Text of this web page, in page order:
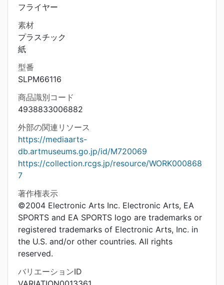
フライヤー
素材
プラスチック
紙
型番
SLPM66116
商品識別コード
4938833006882
外部の関連リソース
https://mediaarts-
db.artmuseums.go.jp/id/M720069
https://collection.rcgs.jp/resource/WORK000868
7
著作権表示
©2004 Electronic Arts Inc. Electronic Arts, EA
SPORTS and EA SPORTS logo are trademarks or
registered trademarks of Electronic Arts, Inc. in
the U.S. and/or other countries. All rights
reserved.
バリエーションID